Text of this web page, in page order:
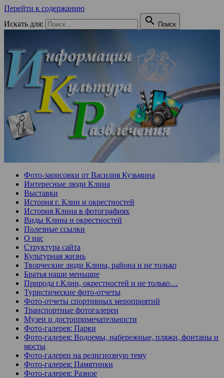
Перейти к содержанию
Искать для:
 Поиск
Фото-зарисовки от Василия Кузьмина
Интересные люди Клина
Выставки
История г. Клин и окрестностей
История Клина в фотографиях
Виды Клина и окрестностей
Полезные ссылки
О нас
Структура сайта
Культурная жизнь
Творческие люди Клина, района и не только
Братья наши меньшие
Природа г.Клин, окрестностей и не только…
Туристические фото-отчеты
Фото-отчеты спортивных мероприятий
Транспортные фотогалереи
Музеи и достопримечательности
Фото-галерея: Парки
Фото-галерея: Водоемы, набережные, пляжи, фонтаны и
мосты
Фото-галереи на религиозную тему
Фото-галерея: Памятники
Фото-галерея: Разное